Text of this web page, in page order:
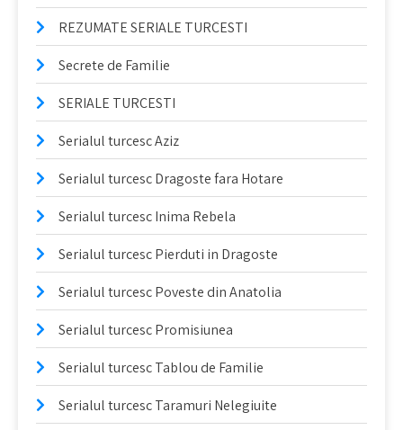
REZUMATE SERIALE TURCESTI
Secrete de Familie
SERIALE TURCESTI
Serialul turcesc Aziz
Serialul turcesc Dragoste fara Hotare
Serialul turcesc Inima Rebela
Serialul turcesc Pierduti in Dragoste
Serialul turcesc Poveste din Anatolia
Serialul turcesc Promisiunea
Serialul turcesc Tablou de Familie
Serialul turcesc Taramuri Nelegiuite